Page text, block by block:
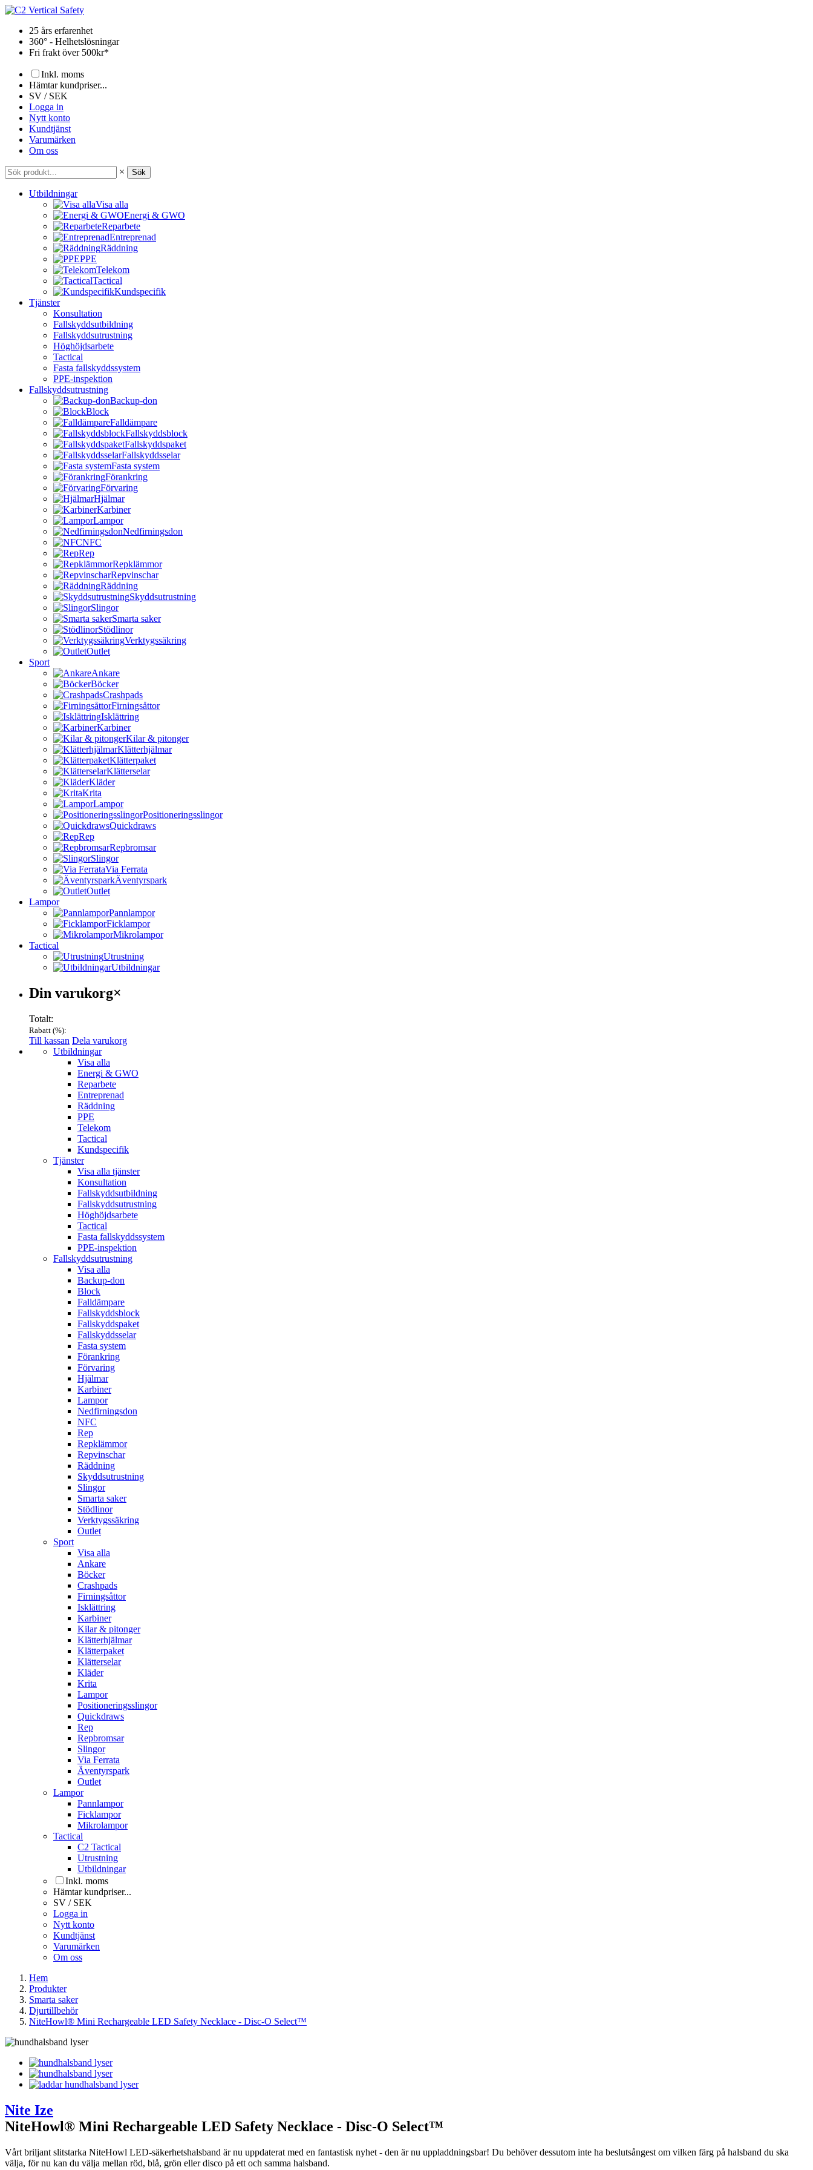
Hoppa
innehåll25 års erfarenhet
360° - Helhetslösningar
Fri frakt över 500kr*
Inkl. moms
Hämtar kundpriser...
SV / SEK
Logga in
Nytt konto
Kundtjänst
Varumärken
Om oss
× Sök
Utbildningar
Visa alla
Energi & GWO
Reparbete
Entreprenad
Räddning
PPE
Telekom
Tactical
Kundspecifik
Tjänster
Konsultation
Fallskyddsutbildning
Fallskyddsutrustning
Höghöjdsarbete
Tactical
Fasta fallskyddssystem
PPE-inspektion
Fallskyddsutrustning
Backup-don
Block
Falldämpare
Fallskyddsblock
Fallskyddspaket
Fallskyddsselar
Fasta system
Förankring
Förvaring
Hjälmar
Karbiner
Lampor
Nedfirningsdon
NFC
Rep
Repklämmor
Repvinschar
Räddning
Skyddsutrustning
Slingor
Smarta saker
Stödlinor
Verktygssäkring
Outlet
Sport
Ankare
Böcker
Crashpads
Firningsåttor
Isklättring
Karbiner
Kilar & pitonger
Klätterhjälmar
Klätterpaket
Klätterselar
Kläder
Krita
Lampor
Positioneringsslingor
Quickdraws
Rep
Repbromsar
Slingor
Via Ferrata
Äventyrspark
Outlet
Lampor
Pannlampor
Ficklampor
Mikrolampor
Tactical
Utrustning
Utbildningar
Varukorg
Din varukorg×
Totalt:
Rabatt (%):
Till kassan Dela varukorg
Menu Utbildningar
Visa alla
Energi & GWO
Reparbete
Entreprenad
Räddning
PPE
Telekom
Tactical
Kundspecifik
Tjänster
Visa alla tjänster
Konsultation
Fallskyddsutbildning
Fallskyddsutrustning
Höghöjdsarbete
Tactical
Fasta fallskyddssystem
PPE-inspektion
Fallskyddsutrustning
Visa alla
Backup-don
Block
Falldämpare
Fallskyddsblock
Fallskyddspaket
Fallskyddsselar
Fasta system
Förankring
Förvaring
Hjälmar
Karbiner
Lampor
Nedfirningsdon
NFC
Rep
Repklämmor
Repvinschar
Räddning
Skyddsutrustning
Slingor
Smarta saker
Stödlinor
Verktygssäkring
Outlet
Sport
Visa alla
Ankare
Böcker
Crashpads
Firningsåttor
Isklättring
Karbiner
Kilar & pitonger
Klätterhjälmar
Klätterpaket
Klätterselar
Kläder
Krita
Lampor
Positioneringsslingor
Quickdraws
Rep
Repbromsar
Slingor
Via Ferrata
Äventyrspark
Outlet
Lampor
Pannlampor
Ficklampor
Mikrolampor
Tactical
C2 Tactical
Utrustning
Utbildningar
Inkl. moms
Hämtar kundpriser...
SV / SEK
Logga in
Nytt konto
Kundtjänst
Varumärken
Om oss
Hem
Produkter
Smarta saker
Djurtillbehör
NiteHowl® Mini Rechargeable LED Safety Necklace - Disc-O Select™
Nite Ize
NiteHowl® Mini Rechargeable LED Safety Necklace - Disc-O Select™
Vårt briljant slitstarka NiteHowl LED-säkerhetshalsband är nu uppdaterat med en fantastisk nyhet - den är nu uppladdningsbar! Du behöver dessutom inte ha beslutsångest om vilken färg på halsband du ska
välja, för nu kan du välja mellan röd, blå, grön eller disco på ett och samma halsband.